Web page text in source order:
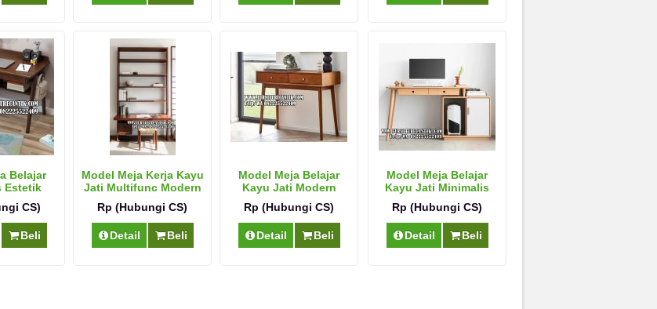
Belajar
Estetik
CS)
Beli
Model Meja Kerja Kayu
Jati Multifunc Modern
Rp (Hubungi CS)
Detail Beli
Model Meja Belajar
Kayu Jati Modern
Rp (Hubungi CS)
Detail Beli
Model Meja Belajar
Kayu Jati Minimalis
Rp (Hubungi CS)
Detail Beli